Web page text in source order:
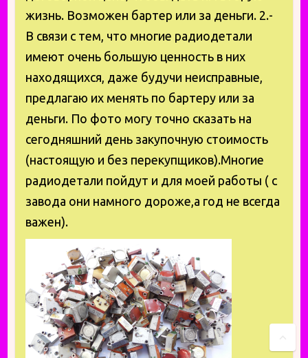
жизнь. Возможен бартер или за деньги. 2.-
В связи с тем, что многие радиодетали
имеют очень большую ценность в них
находящихся, даже будучи неисправные,
предлагаю их менять по бартеру или за
деньги. По фото могу точно сказать на
сегодняшний день закупочную стоимость
(настоящую и без перекупщиков).Многие
радиодетали пойдут и для моей работы ( с
завода они намного дороже,а год не всегда
важен).